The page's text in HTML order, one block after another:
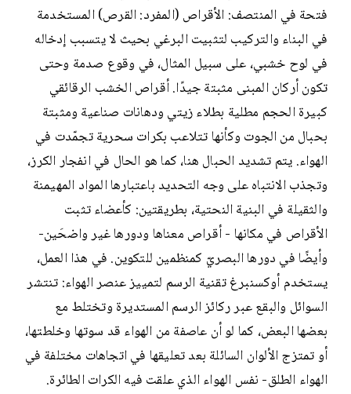
فتحة في المنتصف: الأقراص (المفرد: القرص) المستخدمة
في البناء والتركيب لتثبيت البرغي بحيث لا يتسبب إدخاله
في لوح خشبي، على سبيل المثال، في وقوع صدمة وحتى
تكون أركان المبنى مثبتة جيدًا. أقراص الخشب الرقائقي
كبيرة الحجم مطلية بطلاء زيتي ودهانات صناعية ومثبتة
بحبال من الجوت وكأنها تتلاعب بكرات سحرية تجمّدت في
الهواء. يتم تشديد الحبال هنا، كما هو الحال في انفجار الكرز،
وتجذب الانتباه على وجه التحديد باعتبارها المواد المهيمنة
والثقيلة في البنية النحتية، بطريقتين: كأعضاء تثبت
الأقراص في مكانها - أقراص معناها ودورها غير واضحَين-
وأيضًا في دورها البصريّ كمنظمين للتكوين. في هذا العمل،
يستخدم أوكسنبرغ تقنية الرسم لتمييز عنصر الهواء: تنتشر
السوائل والبقع عبر ركائز الرسم المستديرة وتختلط مع
بعضها البعض، كما لو أن عاصفة من الهواء قد سوتها وخلطتها،
أو تمتزج الألوان السائلة بعد تعليقها في اتجاهات مختلفة في
الهواء الطلق- نفس الهواء الذي علقت فيه الكرات الطائرة.